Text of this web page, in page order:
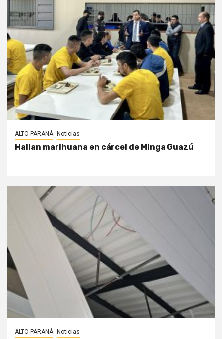
ALTO PARANÁ Noticias
Hallan marihuana en cárcel de Minga Guazú
ALTO PARANÁ Noticias